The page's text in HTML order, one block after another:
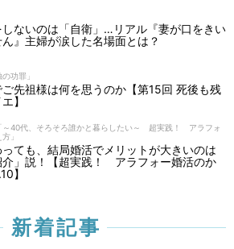
しないのは「自衛」…リアル『妻が口をきい
』主婦が涙した名場面とは？
功罪」
先祖様は何を思うのか【第15回 死後も残
】
～40代、そろそろ誰かと暮らしたい～ 超実践！ アラフォ
」
ても、結局婚活でメリットが大きいのは
介」説！【超実践！ アラフォー婚活のか
】
新着記事